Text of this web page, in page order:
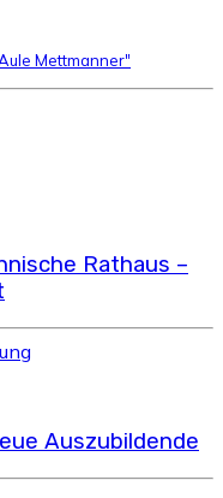
Mettmanner"
Rathaus –
Auszubildende